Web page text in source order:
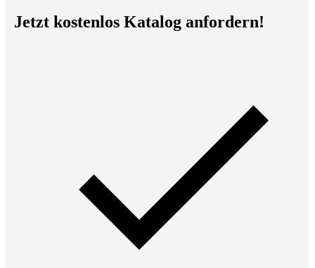
Jetzt kostenlos Katalog anfordern!